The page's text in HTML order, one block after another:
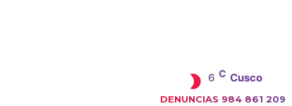
6 C Cusco
DENUNCIAS 984 861 209